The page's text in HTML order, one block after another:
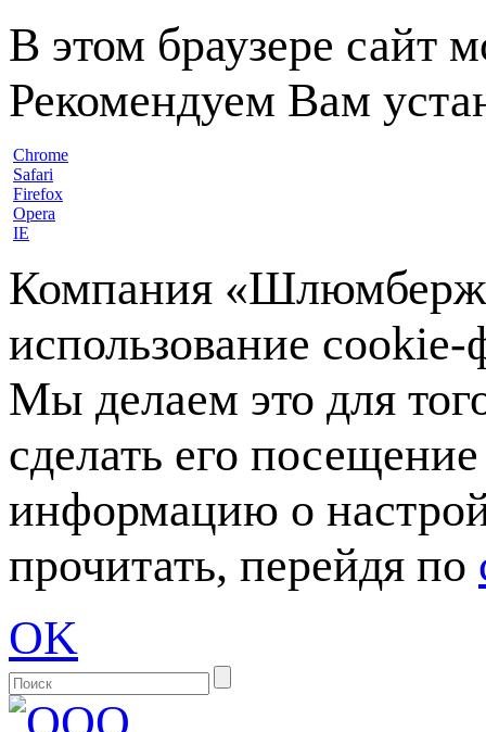
В этом браузере сайт
Рекомендуем Вам
Chrome
Safari
Firefox
Opera
IE
Компания
использование
Мы делаем это для
сделать его
информацию о
прочитать, перейдя по
OK